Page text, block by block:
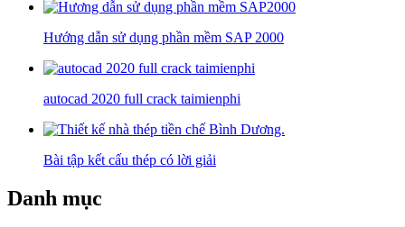
Hướng dẫn sử dụng phần mềm SAP 2000
autocad 2020 full crack taimienphi
Bài tập kết cấu thép có lời giải
Danh mục